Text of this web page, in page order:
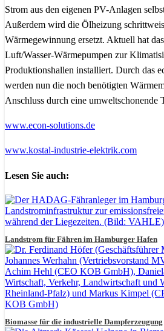
Strom aus den eigenen PV-Anlagen
Außerdem wird die Ölheizung
Wärmegewinnung ersetzt. Aktuell hat
Luft/Wasser-Wärmepumpen zur
Produktionshallen installiert. Durch das
werden nun die noch benötigten
Anschluss durch eine umweltschonende
www.econ-solutions.de
www.kostal-industrie-elektrik.com
Lesen Sie auch:
Landstrom für Fähren im Hamburger Hafen
Biomasse für die industrielle Dampferzeugung